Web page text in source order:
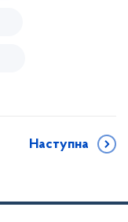
Наступна